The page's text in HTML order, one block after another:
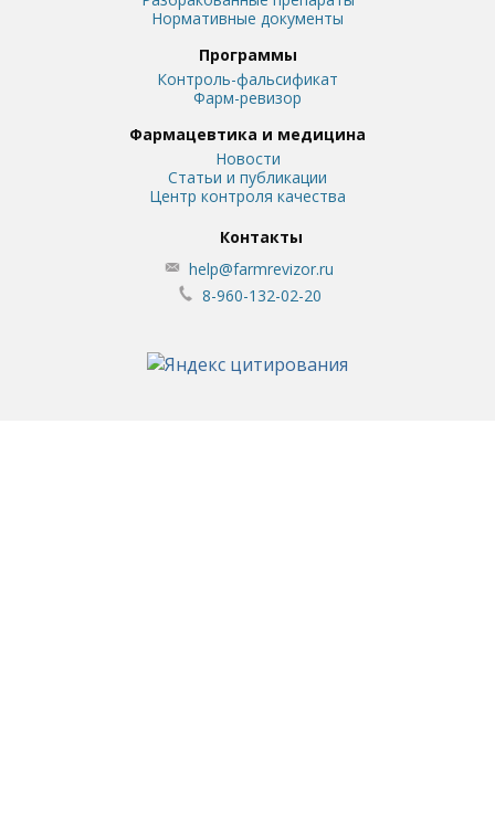
Нормативные документы
Программы
Контроль-фальсификат
Фарм-ревизор
Фармацевтика и медицина
Новости
Статьи и публикации
Центр контроля качества
Контакты
help@farmrevizor.ru
8-960-132-02-20